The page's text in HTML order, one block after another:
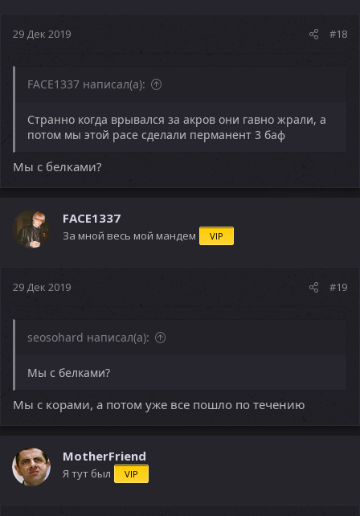
29 Дек 2019 #18
FACE1337 написал(а):
Странно когда врывался за акров они гавно жрали, а
потом мы этой расе сделали перманент 3 баф
Мы с белками?
FACE1337
За мной весь мой мандем VIP
29 Дек 2019 #19
seosohard написал(а):
Мы с белками?
Мы с корами, а потом уже все пошло по течению
MotherFriend
Я тут был VIP